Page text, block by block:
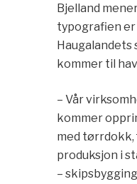
Bjelland
typografien er
kommer til
– Vår
kommer
med
produksjon i
–